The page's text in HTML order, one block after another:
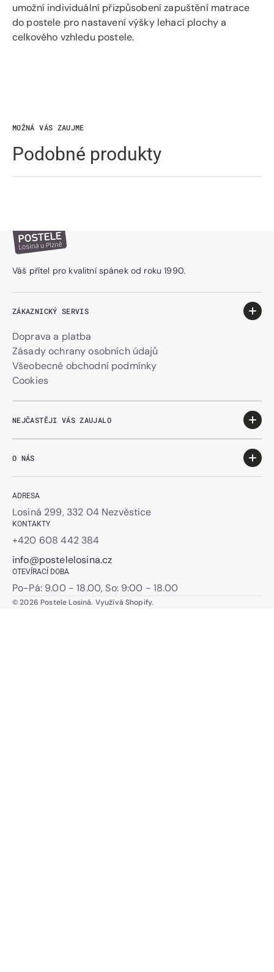
umožní individuální přizpůsobení zapuštění matrace
do postele pro nastavení výšky lehací plochy a
celkového vzhledu postele.
MOŽNÁ VÁS ZAUJME
Podobné produkty
Váš přítel pro kvalitní spánek od roku 1990.
ZÁKAZNICKÝ SERVIS
Doprava a platba
Zásady ochrany osobních údajů
Všeobecné obchodní podmínky
Cookies
NEJČASTĚJI VÁS ZAUJALO
O NÁS
ADRESA
Losiná 299, 332 04 Nezvěstice
KONTAKTY
+420 608 442 384
info@postelelosina.cz
OTEVÍRACÍ DOBA
Po-Pá: 9.00 - 18.00, So: 9:00 - 18.00
© 2026 Postele Losiná. Využívá Shopify.